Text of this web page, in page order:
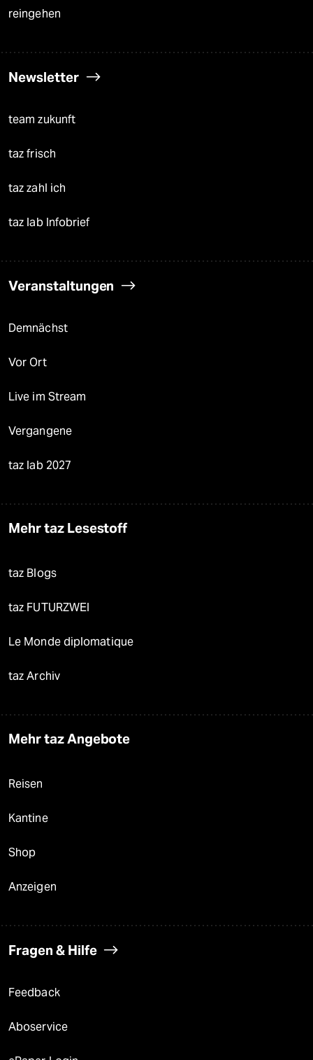
reingehen
Newsletter
team zukunft
taz frisch
taz zahl ich
taz lab Infobrief
Veranstaltungen
Demnächst
Vor Ort
Live im Stream
Vergangene
taz lab 2027
Mehr taz Lesestoff
taz Blogs
taz FUTURZWEI
Le Monde diplomatique
taz Archiv
Mehr taz Angebote
Reisen
Kantine
Shop
Anzeigen
Fragen & Hilfe
Feedback
Aboservice